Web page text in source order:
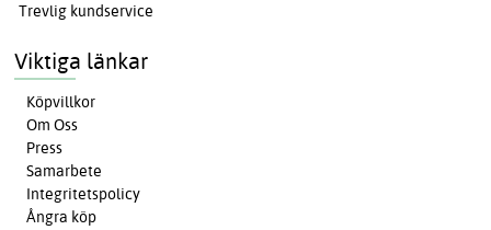
Trevlig kundservice
Viktiga länkar
Köpvillkor
Om Oss
Press
Samarbete
Integritetspolicy
Ångra köp